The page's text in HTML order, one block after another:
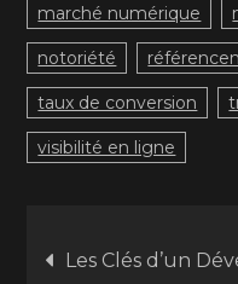
marché numérique
notoriété
taux de conversion
visibilité en ligne
Les Clés d’un